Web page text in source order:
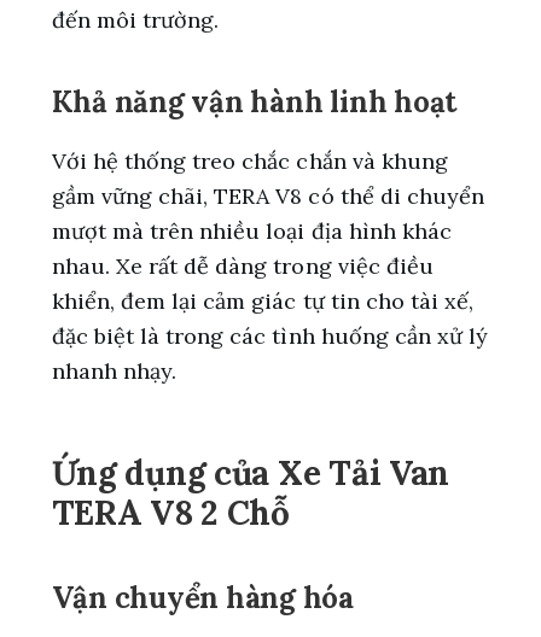
đến môi trường.
Khả năng vận hành linh hoạt
Với hệ thống treo chắc chắn và khung
gầm vững chãi, TERA V8 có thể di chuyển
mượt mà trên nhiều loại địa hình khác
nhau. Xe rất dễ dàng trong việc điều
khiển, đem lại cảm giác tự tin cho tài xế,
đặc biệt là trong các tình huống cần xử lý
nhanh nhạy.
Ứng dụng của Xe Tải Van
TERA V8 2 Chỗ
Vận chuyển hàng hóa